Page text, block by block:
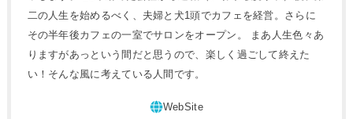
二の人生を始めるべく、夫婦と犬1頭でカフェを経営。さらに
その半年後カフェの一室でサロンをオープン。 まあ人生色々あ
りますがあっという間だと思うので、楽しく過ごして終えた
い！そんな風に考えている人間です。